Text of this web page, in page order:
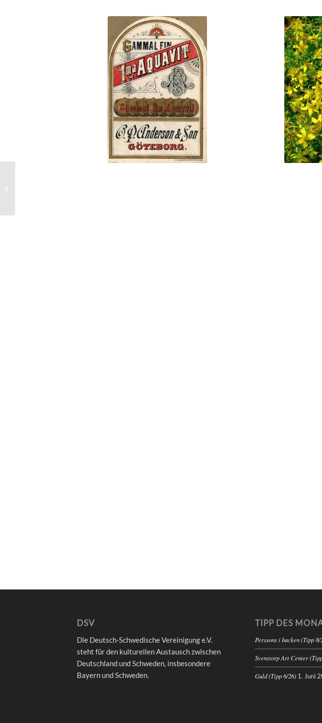
DSV
Die Deutsch-Schwedische Vereinigung e.V.
steht für den kulturellen Austausch zwischen
Deutschland und Schweden, insbesondere
Bayern und Schweden.
TIPP DES
Perssons i backen (Tipp 8/
Svenstorp Art Center
Guld (Tipp 6/26) 1. Juni